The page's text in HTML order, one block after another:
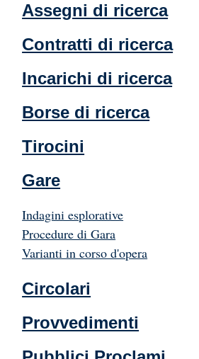
Assegni di ricerca
Contratti di ricerca
Incarichi di ricerca
Borse di ricerca
Tirocini
Gare
Indagini esplorative
Procedure di Gara
Varianti in corso d'opera
Circolari
Provvedimenti